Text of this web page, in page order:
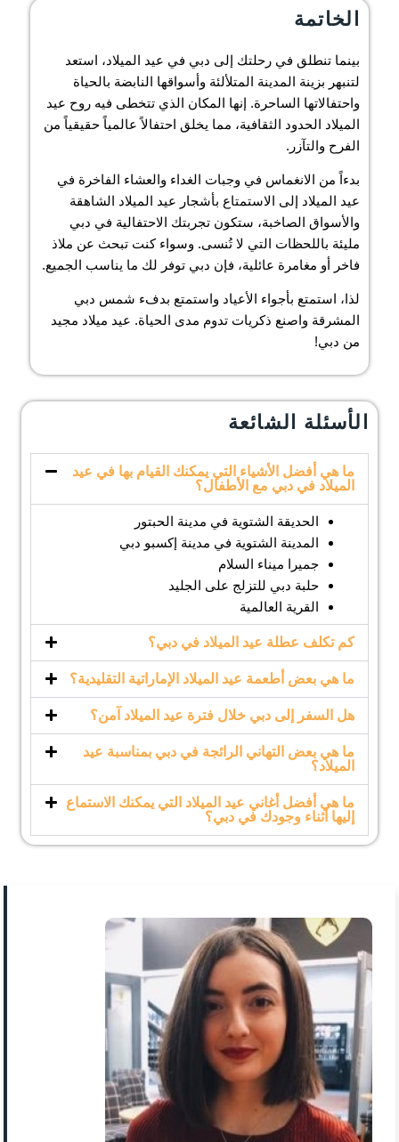
الخاتمة
بينما تنطلق في رحلتك إلى دبي في عيد الميلاد، استعد
لتنبهر بزينة المدينة المتلألئة وأسواقها النابضة بالحياة
واحتفالاتها الساحرة. إنها المكان الذي تتخطى فيه روح عيد
الميلاد الحدود الثقافية، مما يخلق احتفالاً عالمياً حقيقياً من
الفرح والتآزر.
بدءاً من الانغماس في وجبات الغداء والعشاء الفاخرة في
عيد الميلاد إلى الاستمتاع بأشجار عيد الميلاد الشاهقة
والأسواق الصاخبة، ستكون تجربتك الاحتفالية في دبي
مليئة باللحظات التي لا تُنسى. وسواء كنت تبحث عن ملاذ
فاخر أو مغامرة عائلية، فإن دبي توفر لك ما يناسب الجميع.
لذا، استمتع بأجواء الأعياد واستمتع بدفء شمس دبي
المشرقة واصنع ذكريات تدوم مدى الحياة. عيد ميلاد مجيد
من دبي!
الأسئلة الشائعة
ما هي أفضل الأشياء التي يمكنك القيام بها في عيد
الميلاد في دبي مع الأطفال؟
الحديقة الشتوية في مدينة الحبتور
المدينة الشتوية في مدينة إكسبو دبي
جميرا ميناء السلام
حلبة دبي للتزلج على الجليد
القرية العالمية
كم تكلف عطلة عيد الميلاد في دبي؟
ما هي بعض أطعمة عيد الميلاد الإماراتية التقليدية؟
هل السفر إلى دبي خلال فترة عيد الميلاد آمن؟
ما هي بعض التهاني الرائجة في دبي بمناسبة عيد
الميلاد؟
ما هي أفضل أغاني عيد الميلاد التي يمكنك الاستماع
إليها أثناء وجودك في دبي؟